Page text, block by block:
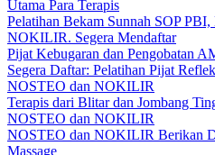
Utama Para Terapis
Pelatihan Bekam Sunnah SOP
NOKILIR. Segera Mendaftar
Pijat Kebugaran dan Pengobatan
Segera Daftar: Pelatihan Pijat
NOSTEO dan NOKILIR
Terapis dari Blitar dan Jombang
NOSTEO dan NOKILIR
NOSTEO dan NOKILIR Berikan
Massage